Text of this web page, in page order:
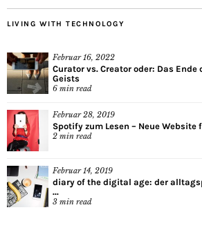
LIVING WITH TECHNOLOGY
Februar 16, 2022
Curator vs. Creator oder: Das
Geists
6 min read
Februar 28, 2019
Spotify zum Lesen – Neue
2 min read
Februar 14, 2019
diary of the digital age: der
...
3 min read